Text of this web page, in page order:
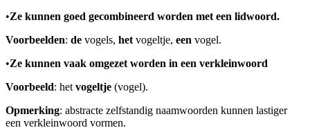
•Ze kunnen goed gecombineerd worden met een lidwoord.
Voorbeelden: de vogels, het vogeltje, een vogel.
•Ze kunnen vaak omgezet worden in een verkleinwoord
Voorbeeld: het vogeltje (vogel).
Opmerking: abstracte zelfstandig naamwoorden kunnen lastiger
een verkleinwoord vormen.